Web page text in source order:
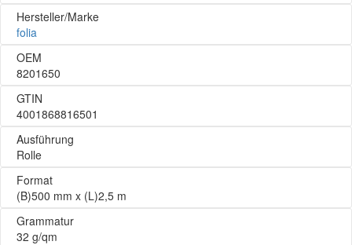
Hersteller/Marke
folia
OEM
8201650
GTIN
4001868816501
Ausführung
Rolle
Format
(B)500 mm x (L)2,5 m
Grammatur
32 g/qm